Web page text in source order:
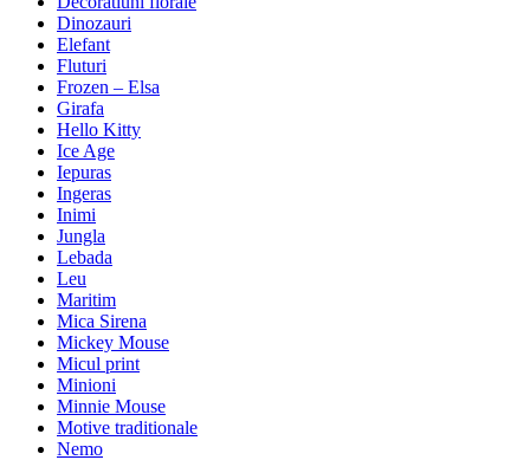
Dinozauri
Elefant
Fluturi
Frozen – Elsa
Girafa
Hello Kitty
Ice Age
Iepuras
Ingeras
Inimi
Jungla
Lebada
Leu
Maritim
Mica Sirena
Mickey Mouse
Micul print
Minioni
Minnie Mouse
Motive traditionale
Nemo